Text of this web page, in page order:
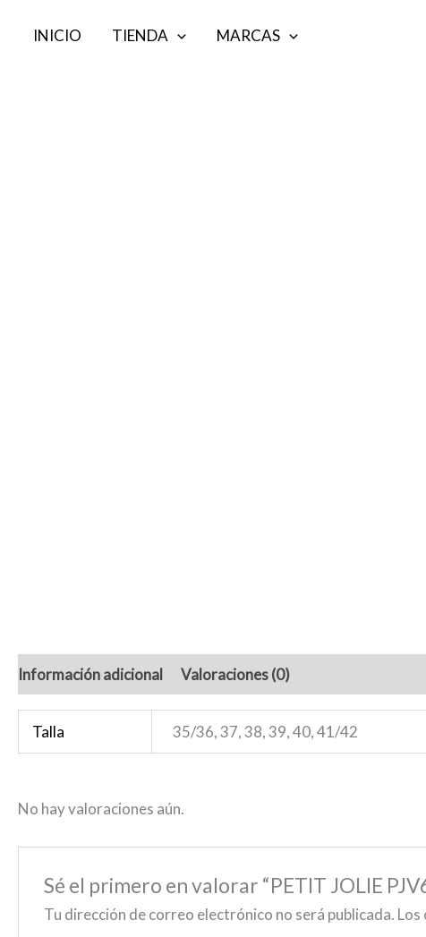
INICIO TIENDA MARCAS
Información adicional Valoraciones (0)
Talla 35/36, 37, 38, 39, 40, 41/42
No hay valoraciones aún.
Sé el primero en valorar “PETIT JOLIE
Tu dirección de correo electrónico no será publicada. Los